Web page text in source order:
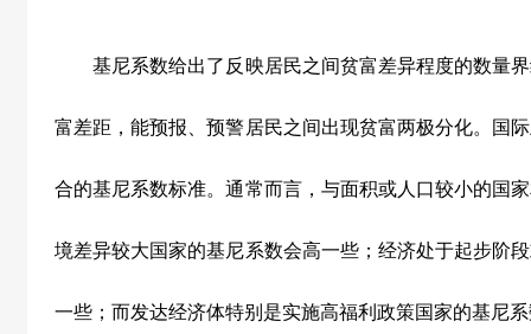
基尼系数给出了反映居民之间贫富差异程度的数量
富差距，能预报、预警居民之间出现贫富两极分化。国
合的基尼系数标准。通常而言，与面积或人口较小的国
境差异较大国家的基尼系数会高一些；经济处于起步阶
一些；而发达经济体特别是实施高福利政策国家的基尼